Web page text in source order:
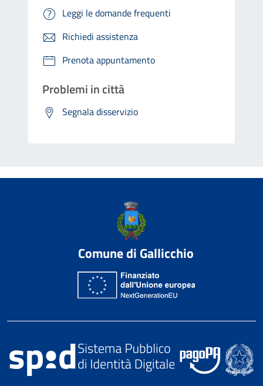
Leggi le domande frequenti
Richiedi assistenza
Prenota appuntamento
Problemi in città
Segnala disservizio
Comune di Gallicchio